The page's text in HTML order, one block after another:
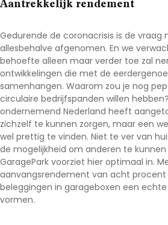
Aantrekkelijk rendement
Gedurende de coronacrisis is de vraag
allesbehalve afgenomen. En we
behoefte alleen maar verder toe zal
ontwikkelingen die met de
samenhangen. Waarom zou je nog
circulaire bedrijfspanden willen
ondernemend Nederland heeft
zichzelf te kunnen zorgen, maar een
wel prettig te vinden. Niet te ver van
de mogelijkheid om anderen te
GaragePark voorziet hier optimaal in.
aanvangsrendement van acht procent
beleggingen in garageboxen een
vormen.